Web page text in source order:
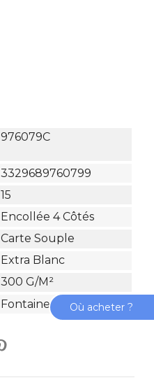
976079C
3329689760799
15
Encollée 4 Côtés
Carte Souple
Extra Blanc
300 G/m²
Fontaine Extra Blanc
Où acheter ?